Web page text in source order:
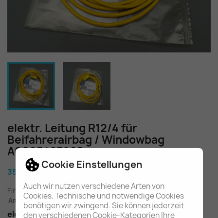
Cookie Einstellungen
Auch wir nutzen verschiedene Arten von
Cookies. Technische und notwendige Cookies
benötigen wir zwingend. Sie können jederzeit
den verschiedenen Cookie-Kategorien Ihre
elektr. Leitung R12/4 für
Beifahrerairbag / Windowbag
A0005407905
35,80 €
Einschl. gesetzl. MwSt.
zuzügl. Versandkosten
Am Lager - In 2-3 Tagen bei Ihnen (Inland)
elektr. Leitung / Reparaturleitung mit Stecker